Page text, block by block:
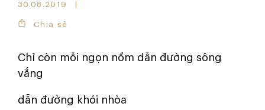
30.08.2019
Chia sẻ
Chỉ còn mỗi ngọn nồm dẫn đường sông
vắng
dẫn đường khói nhòa